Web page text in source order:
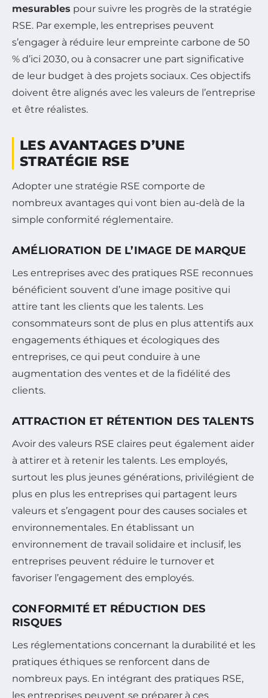
mesurables pour suivre les progrès de la stratégie
RSE. Par exemple, les entreprises peuvent
s’engager à réduire leur empreinte carbone de 50
% d’ici 2030, ou à consacrer une part significative
de leur budget à des projets sociaux. Ces objectifs
doivent être alignés avec les valeurs de l’entreprise
et être réalistes.
LES AVANTAGES D’UNE
STRATÉGIE RSE
Adopter une stratégie RSE comporte de
nombreux avantages qui vont bien au-delà de la
simple conformité réglementaire.
AMÉLIORATION DE L’IMAGE DE MARQUE
Les entreprises avec des pratiques RSE reconnues
bénéficient souvent d’une image positive qui
attire tant les clients que les talents. Les
consommateurs sont de plus en plus attentifs aux
engagements éthiques et écologiques des
entreprises, ce qui peut conduire à une
augmentation des ventes et de la fidélité des
clients.
ATTRACTION ET RÉTENTION DES TALENTS
Avoir des valeurs RSE claires peut également aider
à attirer et à retenir les talents. Les employés,
surtout les plus jeunes générations, privilégient de
plus en plus les entreprises qui partagent leurs
valeurs et s’engagent pour des causes sociales et
environnementales. En établissant un
environnement de travail solidaire et inclusif, les
entreprises peuvent réduire le turnover et
favoriser l’engagement des employés.
CONFORMITÉ ET RÉDUCTION DES
RISQUES
Les réglementations concernant la durabilité et les
pratiques éthiques se renforcent dans de
nombreux pays. En intégrant des pratiques RSE,
les entreprises peuvent se préparer à ces